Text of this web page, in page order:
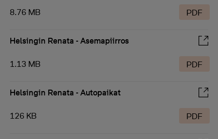
8.76 MB PDF
Helsingin Renata - Asemapiirros
1.13 MB PDF
Helsingin Renata - Autopaikat
126 KB PDF